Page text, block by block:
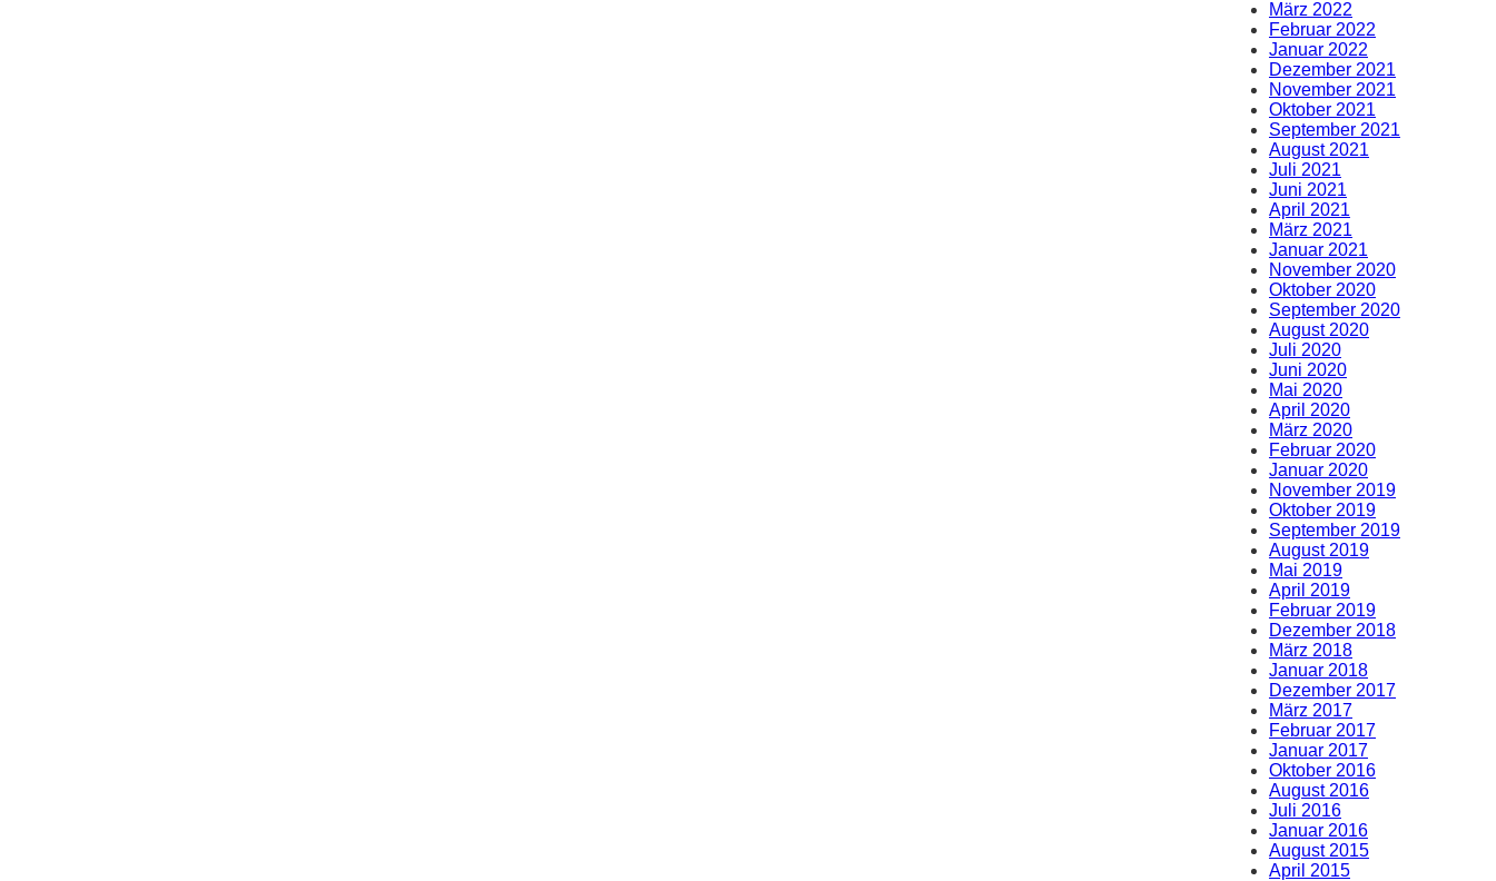
März 2022
Februar 2022
Januar 2022
Dezember 2021
November 2021
Oktober 2021
September 2021
August 2021
Juli 2021
Juni 2021
April 2021
März 2021
Januar 2021
November 2020
Oktober 2020
September 2020
August 2020
Juli 2020
Juni 2020
Mai 2020
April 2020
März 2020
Februar 2020
Januar 2020
November 2019
Oktober 2019
September 2019
August 2019
Mai 2019
April 2019
Februar 2019
Dezember 2018
März 2018
Januar 2018
Dezember 2017
März 2017
Februar 2017
Januar 2017
Oktober 2016
August 2016
Juli 2016
Januar 2016
August 2015
April 2015